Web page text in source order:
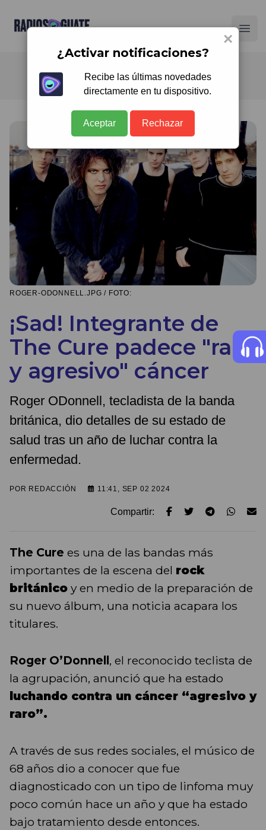
Radios Guate
ROGER-ODONNELL.JPG / FOTO:
¡Sad! Integrante de
The Cure padece "raro
y agresivo" cáncer
Roger ODonnell, tecladista de la banda
británica, dio detalles de su estado de
salud tras un año de luchar contra la
enfermedad.
POR REDACCIÓN 11:41, SEP 02 2024
Compartir:
The Cure es una de las bandas más
importantes de la escena del rock
británico y en medio de la preparación de
su nuevo álbum, una noticia acapara los
titulares.
Roger O’Donnell, el reconocido teclista de
la agrupación, anunció que ha estado
luchando contra un cáncer “agresivo y
raro”.
A través de sus redes sociales, el músico de
68 años dio a conocer que fue
diagnosticado con un tipo de linfoma muy
poco común hace un año y que ha estado
bajo tratamiento desde entonces.
×
¿Activar notificaciones?
Recibe las últimas novedades
directamente en tu dispositivo.
Aceptar Rechazar